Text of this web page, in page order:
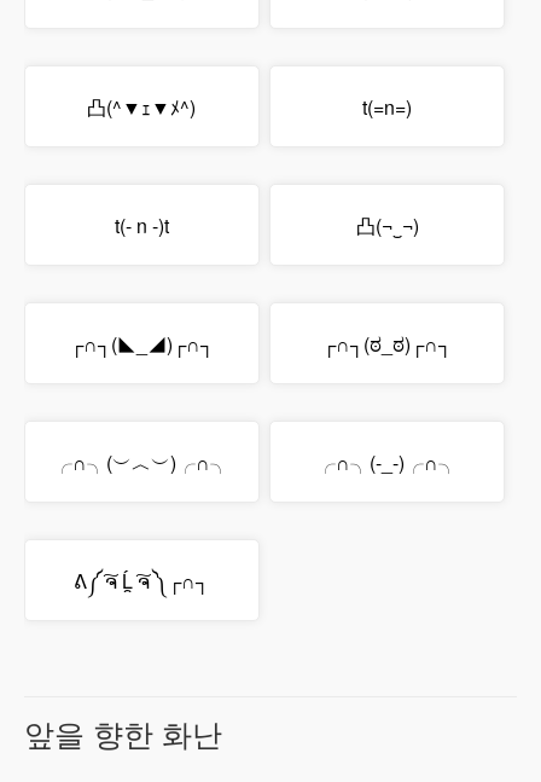
凸(^▼ｪ▼ﾒ^) t(=n=)
t(- n -)t 凸(¬‿¬)
┌∩┐(◣_◢)┌∩┐ ┌∩┐(ಠ_ಠ)┌∩┐
╭∩╮(︶︿︶)╭∩╮ ╭∩╮(-_-)╭∩╮
ᕕ༼ ͠ຈ Ĺ̯ ͠ຈ ༽┌∩┐
앞을 향한 화난